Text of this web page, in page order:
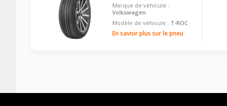
Marque de véhicule :
Volkswagen
Modèle de véhicule : T-ROC
En savoir plus sur le pneu